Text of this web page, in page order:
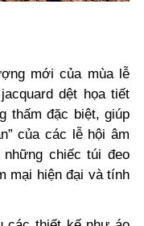
mới của mùa lễ
dệt họa tiết
thấm đặc biệt, giúp
của các lễ hội âm
chiếc túi đeo
mại hiện đại và tính